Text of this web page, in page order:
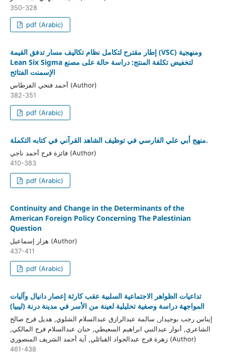
350-328
pdf (Arabic)
إطار مقترح لتكامل نظام تكاليف مسار تدفق القيمة (VSC) ومنهجية
Lean Six Sigma لتخفيض تكلفة المنتج: دراسة حالة على مصنع
الإسمنت الفتائح
أحمد فتحي الفرطاس (Author)
382-351
pdf (Arabic)
منهج أبي علي الفارسي في توظيف الشاهد القرآني في كتابه التكملة.
فائزة فرج أحمد ناجي (Author)
410-383
pdf (Arabic)
Continuity and Change in the Determinants of the
American Foreign Policy Concerning The Palestinian
Question
هزار إسماعيل (Author)
437-411
pdf (Arabic)
تداعيات الظواهر الاجتماعية السلبية عقب كارثة إعصار دانيال وآليات
المواجهة دراسة وصفية تحليلية لعينة من الأسر في مدينة درنة (ليبيا)
إيناس رجب بوجيدار, سالمة عبدالرازق عبدالسلام الشلوي, هديل فرج صالح
الشاعري, أنوار عبدالنبي ابراهيم السعيطي, حنان عبدالسلام فرج المالكي,
زهرة فرج عبدالجواد القبائلي, آية أحمد الشريف المنصوري (Author)
461-438